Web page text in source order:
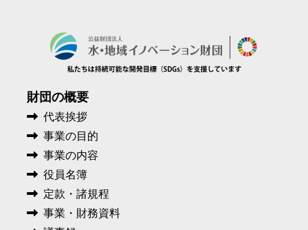
財団の概要
代表挨拶
事業の目的
事業の内容
役員名簿
定款・諸規程
事業・財務資料